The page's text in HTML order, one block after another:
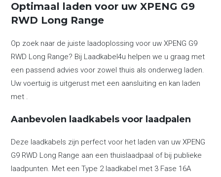
Optimaal laden voor uw XPENG G9
RWD Long Range
Op zoek naar de juiste laadoplossing voor uw XPENG G9
RWD Long Range? Bij Laadkabel4u helpen we u graag met
een passend advies voor zowel thuis als onderweg laden.
Uw voertuig is uitgerust met een aansluiting en kan laden
met .
Aanbevolen laadkabels voor laadpalen
Deze laadkabels zijn perfect voor het laden van uw XPENG
G9 RWD Long Range aan een thuislaadpaal of bij publieke
laadpunten. Met een Type 2 laadkabel met 3 Fase 16A